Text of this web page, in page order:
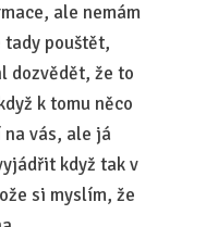
ale nemám
tady pouštět,
dozvědět, že to
k tomu něco
vás, ale já
když tak v
si myslím, že